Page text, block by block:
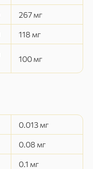
267 мг
118 мг
100 мг
0.013 мг
0.08 мг
0.1 мг